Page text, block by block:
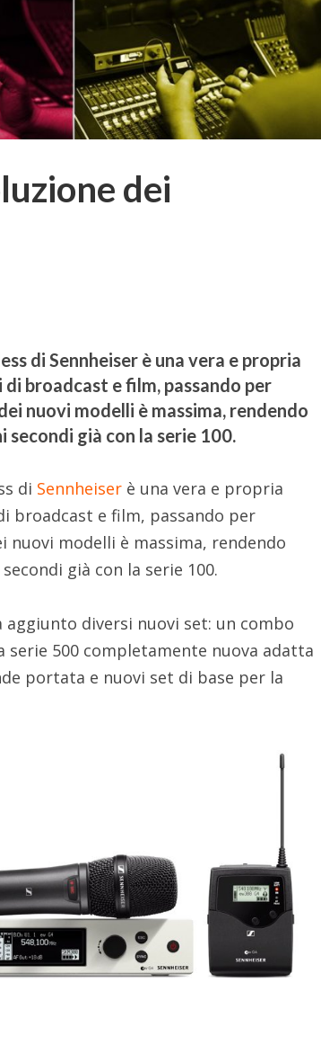
dei
di Sennheiser è una vera e propria
broadcast e film, passando per
nuovi modelli è massima, rendendo
secondi già con la serie 100.
di Sennheiser è una vera e propria
broadcast e film, passando per
modelli è massima, rendendo
già con la serie 100.
aggiunto diversi nuovi set: un combo
serie 500 completamente nuova adatta
portata e nuovi set di base per la